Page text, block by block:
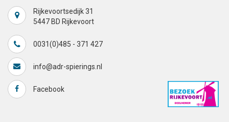
Rijkevoortsedijk 31
5447 BD Rijkevoort
0031(0)485 - 371 427
info@adr-spierings.nl
Facebook